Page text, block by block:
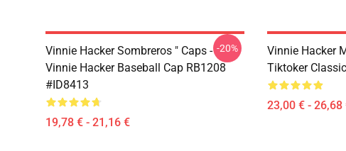
Vinnie Hacker Sombreros " Caps -
Vinnie Hacker Baseball Cap RB1208
#ID8413
19,78 € - 21,16 €
-20%
Vinnie Hacker
Tiktoker
23,00 € - 26,68